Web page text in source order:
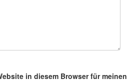
in diesem Browser für meinen